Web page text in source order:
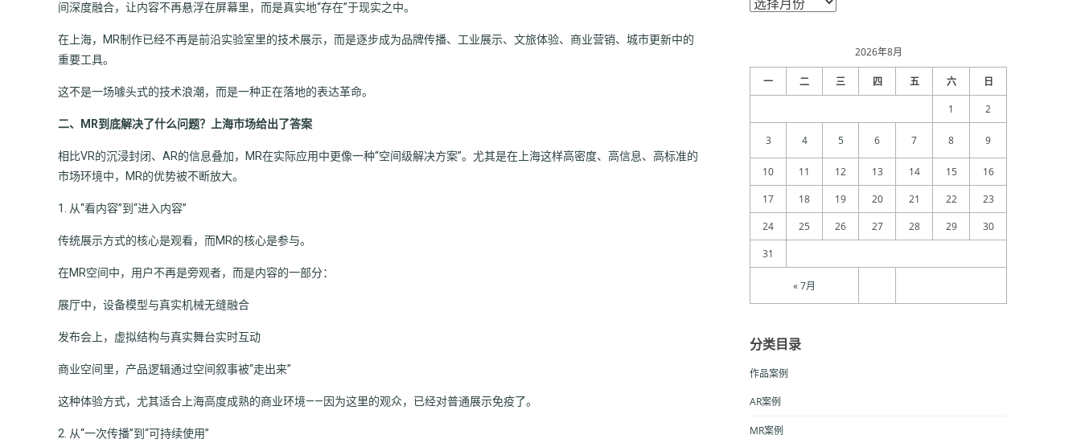
间深度融合，让内容不再悬浮在屏幕里，而是真实地“存在”于现实之中。
在上海，MR制作已经不再是前沿实验室里的技术展示，而是逐步成为品牌传播、工业展示、文旅体验、商业营销、城市更新中的
重要工具。
这不是一场噱头式的技术浪潮，而是一种正在落地的表达革命。
二、MR到底解决了什么问题？上海市场给出了答案
相比VR的沉浸封闭、AR的信息叠加，MR在实际应用中更像一种“空间级解决方案”。尤其是在上海这样高密度、高信息、高标准的
市场环境中，MR的优势被不断放大。
1. 从“看内容”到“进入内容”
传统展示方式的核心是观看，而MR的核心是参与。
在MR空间中，用户不再是旁观者，而是内容的一部分：
展厅中，设备模型与真实机械无缝融合
发布会上，虚拟结构与真实舞台实时互动
商业空间里，产品逻辑通过空间叙事被“走出来”
这种体验方式，尤其适合上海高度成熟的商业环境——因为这里的观众，已经对普通展示免疫了。
2. 从“一次传播”到“可持续使用”
章
2026年8月
一 二 三 四 五 六 日
« 7月
1 2
3 4 5 6 7 8 9
10 11 12 13 14 15
16
17
18 19 20 21 22
23
24
25 26 27 28 29
30
31
分类目录
作品案例
AR案例
MR案例